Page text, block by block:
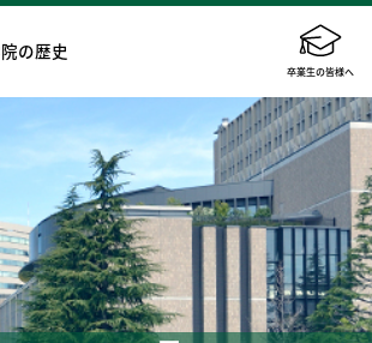
の歴史
卒業生の皆様へ